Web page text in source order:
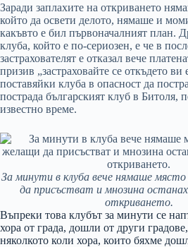
Заради заплахите на откриването
който да освети делото, нямаше и
какъвто е бил първоначалният план.
клуба, който е по-сериозен, е че в
застрахователят е отказал вече
призив „застраховайте се откъдето ви
поставяйки клуба в опасност да
пострада българският клуб в Битоля,
известно време.
За минути в клуба вече нямаше
да присъстват и мнозина
откриването.
Въпреки това клубът за минути се
хора от града, дошли от други
няколкото коли хора, които бяхме